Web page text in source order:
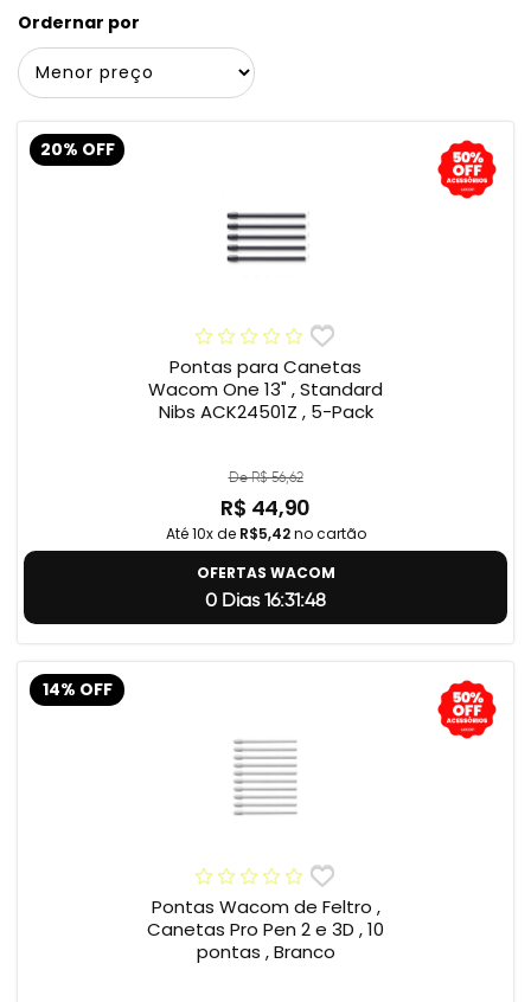
Ordernar por
20% OFF
Pontas para Canetas
Wacom One 13" , Standard
Nibs ACK24501Z , 5-Pack
De R$ 56,62
R$ 44,90
Até 10x de R$5,42no cartão
OFERTAS WACOM
0 Dias 16:31:47
14% OFF
Pontas Wacom de Feltro ,
Canetas Pro Pen 2 e 3D , 10
pontas , Branco